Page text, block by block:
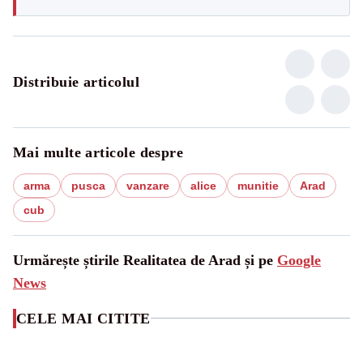
Distribuie articolul
Mai multe articole despre
arma pusca vanzare alice munitie
Arad
cub
Urmărește știrile Realitatea de Arad și pe Google
News
CELE MAI CITITE